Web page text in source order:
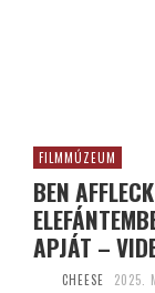
FILMMÚZEUM
BEN
APJÁT –
CHEESE 2025.